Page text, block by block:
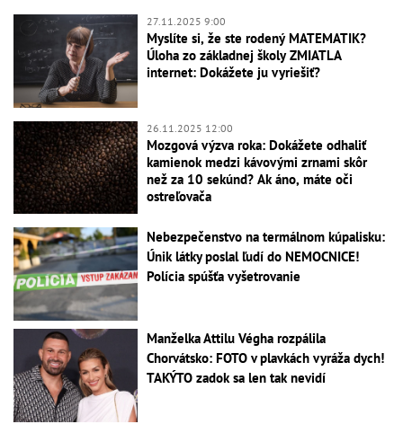
27.11.2025 9:00
Myslíte si, že ste rodený MATEMATIK?
Úloha zo základnej školy ZMIATLA
internet: Dokážete ju vyriešiť?
26.11.2025 12:00
Mozgová výzva roka: Dokážete odhaliť
kamienok medzi kávovými zrnami skôr
než za 10 sekúnd? Ak áno, máte oči
ostreľovača
Nebezpečenstvo na termálnom kúpalisku:
Únik látky poslal ľudí do NEMOCNICE!
Polícia spúšťa vyšetrovanie
Manželka Attilu Végha rozpálila
Chorvátsko: FOTO v plavkách vyráža dych!
TAKÝTO zadok sa len tak nevidí